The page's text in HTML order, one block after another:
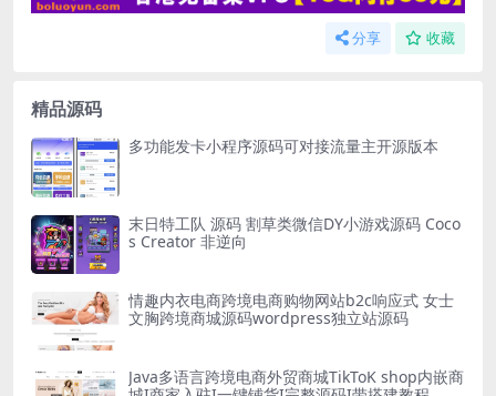
分享 收藏
精品源码
多功能发卡小程序源码可对接流量主开源版本
末日特工队 源码 割草类微信DY小游戏源码 Coco
s Creator 非逆向
情趣内衣电商跨境电商购物网站b2c响应式 女士
文胸跨境商城源码wordpress独立站源码
Java多语言跨境电商外贸商城TikToK shop内嵌商